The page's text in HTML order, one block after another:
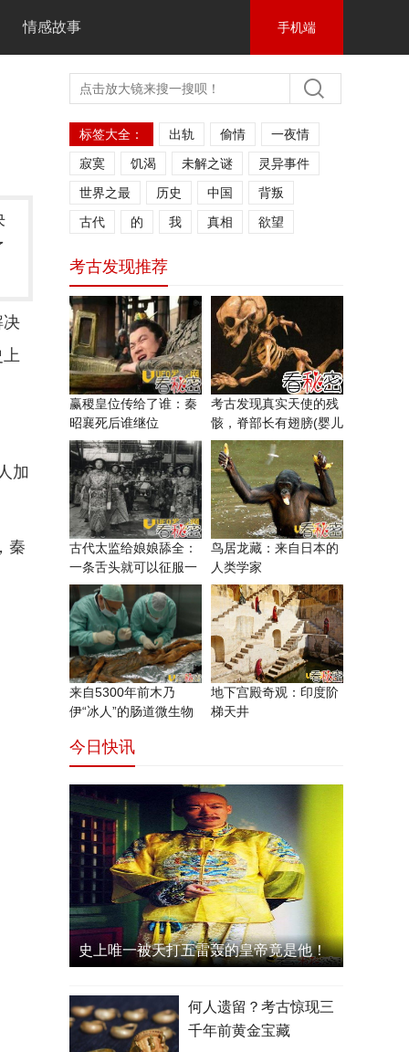
情感故事 手机端
加
秦
标签大全： 出轨 偷情
一夜情
寂寞
饥渴 未解之谜
灵异事件
世界之最
历史 中国
背叛
古代
的 我 真相 欲望
考古发现推荐
赢稷皇位传给了谁：秦
昭襄死后谁继位
考古发现真实天使的残
骸，脊部长有翅膀(婴儿
天使)
古代太监给娘娘舔全：
一条舌头就可以征服一
个女人
鸟居龙藏：来自日本的
人类学家
来自5300年前木乃
伊“冰人”的肠道微生物
索
地下宫殿奇观：印度阶
梯天井
今日快讯
史上唯一被天打五雷轰的皇帝竟是他！
何人遗留？考古惊现三
千年前黄金宝藏